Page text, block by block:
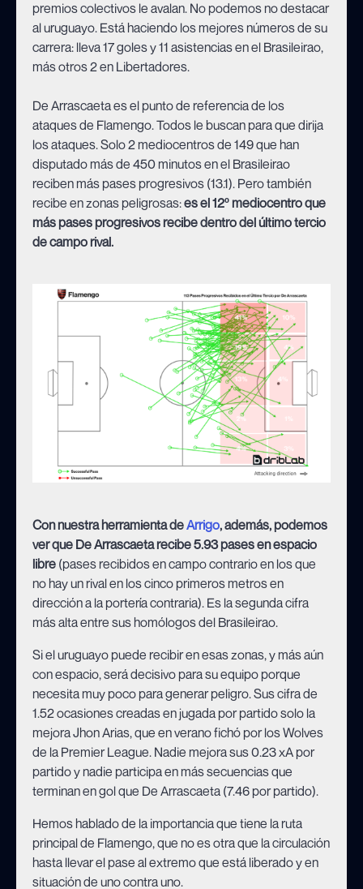
premios colectivos le avalan. No podemos no destacar
al uruguayo. Está haciendo los mejores números de su
carrera: lleva 17 goles y 11 asistencias en el Brasileirao,
más otros 2 en Libertadores.
De Arrascaeta es el punto de referencia de los
ataques de Flamengo. Todos le buscan para que dirija
los ataques. Solo 2 mediocentros de 149 que han
disputado más de 450 minutos en el Brasileirao
reciben más pases progresivos (13.1). Pero también
recibe en zonas peligrosas:es el 12º mediocentro que
más pases progresivos recibe dentro del último tercio
de campo rival.
Con nuestra herramienta deArrigo, además, podemos
ver que De Arrascaeta recibe 5.93 pases en espacio
libre (pases recibidos en campo contrario en los que
no hay un rival en los cinco primeros metros en
dirección a la portería contraria). Es la segunda cifra
más alta entre sus homólogos del Brasileirao.
Si el uruguayo puede recibir en esas zonas, y más aún
con espacio, será decisivo para su equipo porque
necesita muy poco para generar peligro. Sus cifra de
1.52 ocasiones creadas en jugada por partido solo la
mejora Jhon Arias, que en verano fichó por los Wolves
de la Premier League. Nadie mejora sus 0.23 xA por
partido y nadie participa en más secuencias que
terminan en gol que De Arrascaeta (7.46 por partido).
Hemos hablado de la importancia que tiene la ruta
principal de Flamengo, que no es otra que la circulación
hasta llevar el pase al extremo que está liberado y en
situación de uno contra uno.